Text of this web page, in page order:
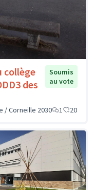
collège
des
Soumis
au vote
/ Corneille 2030 1 20